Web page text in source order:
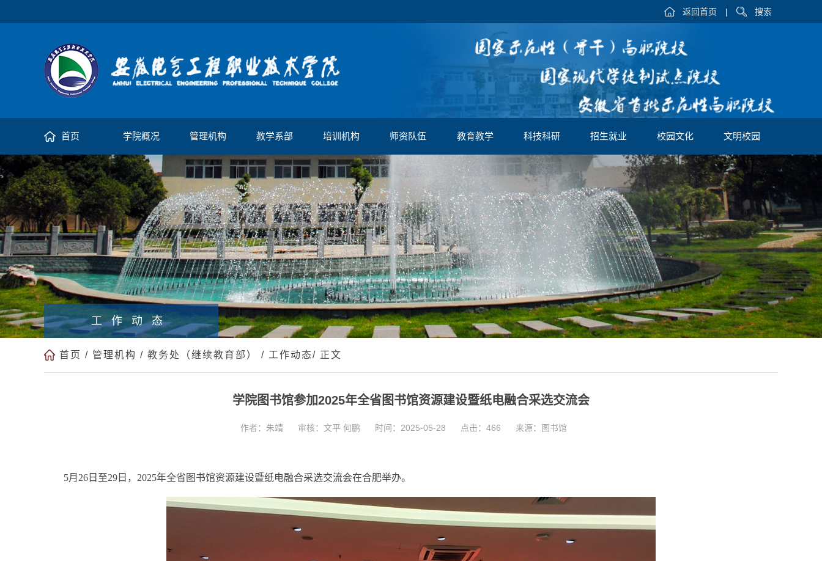
返回首页 | 搜索
首页 学院概况 管理机构 教学系部 培训机构 师资队伍 教育教学 科技科研 招生就业 校园文化 文明校园
工作动态
首页 / 管理机构 / 教务处（继续教育部） / 工作动态/ 正文
学院图书馆参加2025年全省图书馆资源建设暨纸电融合采选交流会
作者：朱靖 审核：文平 何鹏 时间：2025-05-28 点击： 466 来源：图书馆
5月26日至29日， 2025年全省图书馆资源建设暨纸电融合采选交流会在合肥举办。